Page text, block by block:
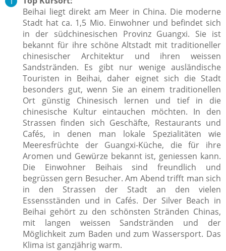
Beihai liegt direkt am Meer in China. Die moderne
Stadt hat ca. 1,5 Mio. Einwohner und befindet sich
in der südchinesischen Provinz Guangxi. Sie ist
bekannt für ihre schöne Altstadt mit traditioneller
chinesischer Architektur und ihren weissen
Sandstränden. Es gibt nur wenige ausländische
Touristen in Beihai, daher eignet sich die Stadt
besonders gut, wenn Sie an einem traditionellen
Ort günstig Chinesisch lernen und tief in die
chinesische Kultur eintauchen möchten. In den
Strassen finden sich Geschäfte, Restaurants und
Cafés, in denen man lokale Spezialitäten wie
Meeresfrüchte der Guangxi-Küche, die für ihre
Aromen und Gewürze bekannt ist, geniessen kann.
Die Einwohner Beihais sind freundlich und
begrüssen gern Besucher. Am Abend trifft man sich
in den Strassen der Stadt an den vielen
Essensständen und in Cafés. Der Silver Beach in
Beihai gehört zu den schönsten Stränden Chinas,
mit langen weissen Sandstränden und der
Möglichkeit zum Baden und zum Wassersport. Das
Klima ist ganzjährig warm.